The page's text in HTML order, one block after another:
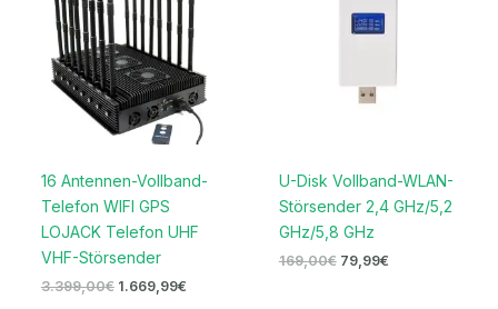
16 Antennen-Vollband-
Telefon WIFI GPS
LOJACK Telefon UHF
VHF-Störsender
3.399,00€ 1.669,99€
U-Disk Vollband-WLAN-
Störsender 2,4 GHz/5,2
GHz/5,8 GHz
169,00€ 79,99€